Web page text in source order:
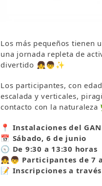
Los más pequeños tienen
una jornada repleta de
divertido 👧👦✨
Los participantes, con
escalada y verticales,
contacto con la naturaleza
📍 Instalaciones del
📅 Sábado, 6 de junio
🕤 De 9:30 a 13:30 horas
👧👦 Participantes de 7
📝 Inscripciones a